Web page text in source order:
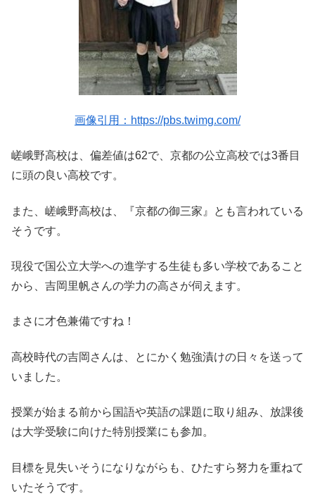
画像引用：https://pbs.twimg.com/
嵯峨野高校は、偏差値は62で、京都の公立高校では3番目
に頭の良い高校です。
また、嵯峨野高校は、『京都の御三家』とも言われている
そうです。
現役で国公立大学への進学する生徒も多い学校であること
から、吉岡里帆さんの学力の高さが伺えます。
まさに才色兼備ですね！
高校時代の吉岡さんは、とにかく勉強漬けの日々を送って
いました。
授業が始まる前から国語や英語の課題に取り組み、放課後
は大学受験に向けた特別授業にも参加。
目標を見失いそうになりながらも、ひたすら努力を重ねて
いたそうです。